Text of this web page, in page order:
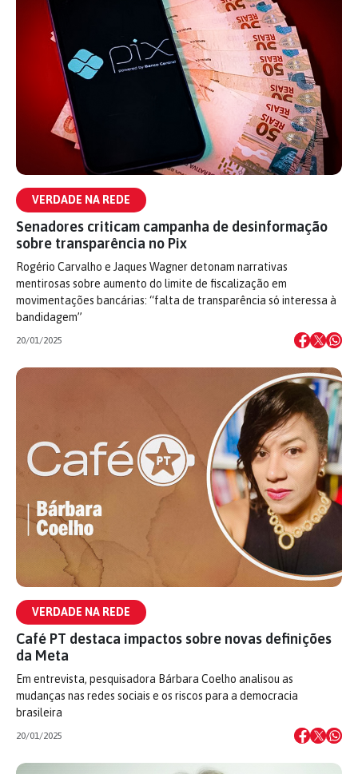
VERDADE NA REDE
Senadores criticam campanha de desinformação
sobre transparência no Pix
Rogério Carvalho e Jaques Wagner detonam narrativas
mentirosas sobre aumento do limite de fiscalização em
movimentações bancárias: “falta de transparência só interessa à
bandidagem”
20/01/2025
VERDADE NA REDE
Café PT destaca impactos sobre novas definições
da Meta
Em entrevista, pesquisadora Bárbara Coelho analisou as
mudanças nas redes sociais e os riscos para a democracia
brasileira
20/01/2025